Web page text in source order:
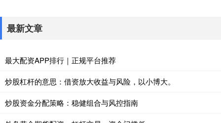
最新文章
最大配资APP排行｜正规平台推荐
炒股杠杆的意思：借资放大收益与风险，以小博大。
炒股资金分配策略：稳健组合与风控指南